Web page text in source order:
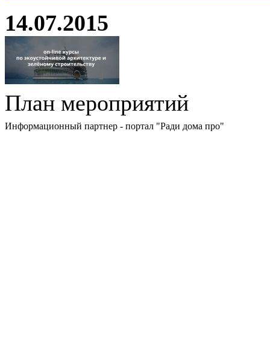
14.07.2015
План мероприятий
Информационный партнер - портал "Ради дома про"